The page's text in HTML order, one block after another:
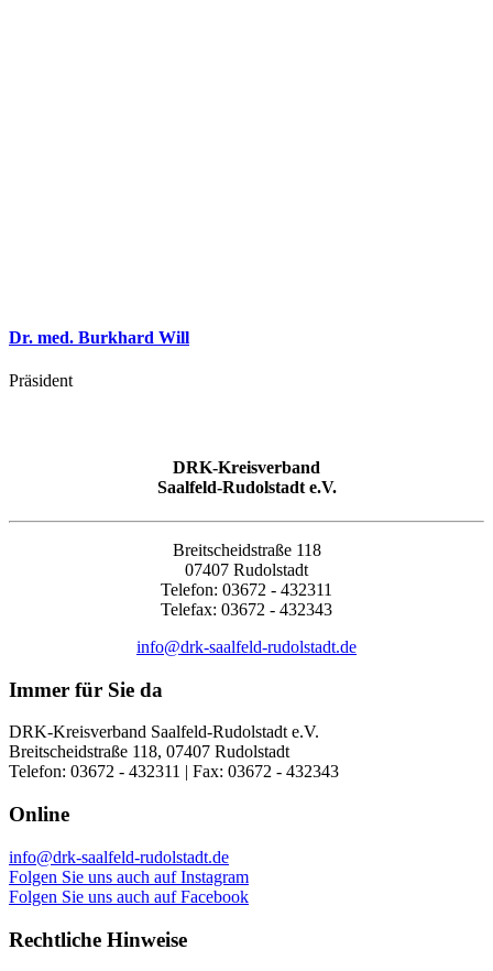
Dr. med. Burkhard Will
Präsident
DRK-Kreisverband
Saalfeld-Rudolstadt e.V.
Breitscheidstraße 118
07407 Rudolstadt
Telefon: 03672 - 432311
Telefax: 03672 - 432343
info@drk-saalfeld-rudolstadt.de
Immer für Sie da
DRK-Kreisverband Saalfeld-Rudolstadt e.V.
Breitscheidstraße 118, 07407 Rudolstadt
Telefon: 03672 - 432311 | Fax: 03672 - 432343
Online
info@drk-saalfeld-rudolstadt.de
Folgen Sie uns auch auf Instagram
Folgen Sie uns auch auf Facebook
Rechtliche Hinweise